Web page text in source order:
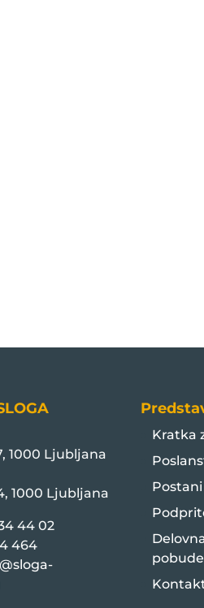
1000 Ljubljana
1000 Ljubljana
44 02
464
Kratka
pobude